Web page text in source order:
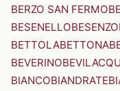
BERZO SAN FERMO
BESENELLO
BETTOLABETTONA
BEVERINO
BIANCOBIANDRATE